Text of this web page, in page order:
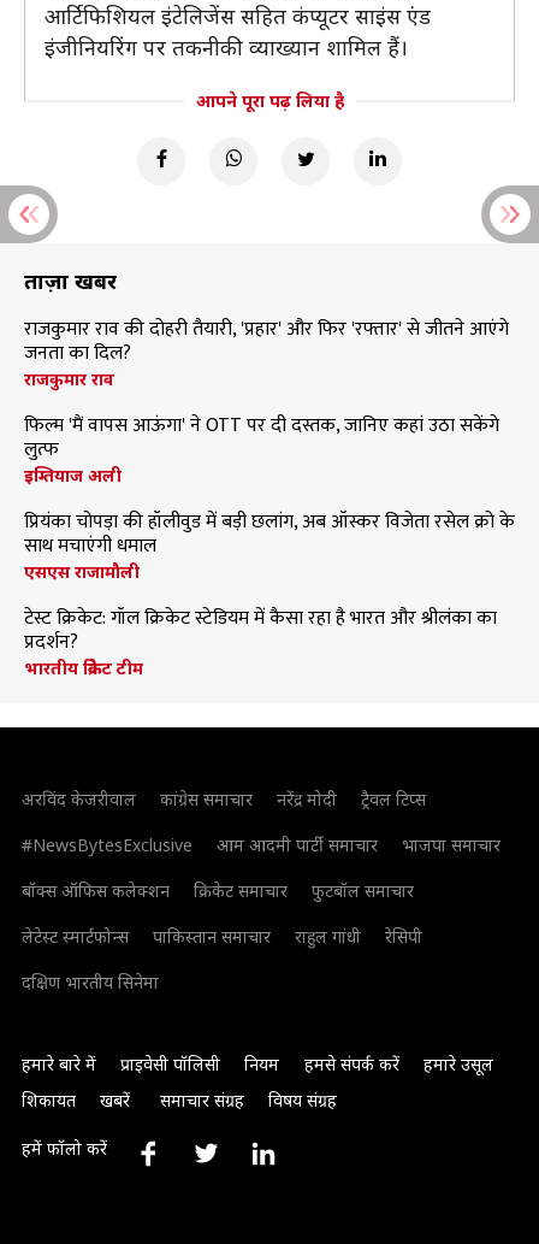
आर्टिफिशियल इंटेलिजेंस सहित कंप्यूटर साइंस एंड
इंजीनियरिंग पर तकनीकी व्याख्यान शामिल हैं।
आपने पूरा पढ़ लिया है
ताज़ा खबरें
राजकुमार राव की दोहरी तैयारी, 'प्रहार' और फिर 'रफ्तार' से जीतने आएंगे
जनता का दिल?
राजकुमार राव
फिल्म 'मैं वापस आऊंगा' ने OTT पर दी दस्तक, जानिए कहां उठा सकेंगे
लुत्फ
इम्तियाज अली
प्रियंका चोपड़ा की हॉलीवुड में बड़ी छलांग, अब ऑस्कर विजेता रसेल क्रो के
साथ मचाएंगी धमाल
एसएस राजामौली
टेस्ट क्रिकेट: गॉल क्रिकेट स्टेडियम में कैसा रहा है भारत और श्रीलंका का
प्रदर्शन?
भारतीय क्रिकेट टीम
अरविंद केजरीवाल कांग्रेस समाचार नरेंद्र मोदी
ट्रैवल टिप्स
#NewsBytesExclusive
आम आदमी पार्टी समाचार
भाजपा समाचार
बॉक्स ऑफिस कलेक्शन
क्रिकेट समाचार
फुटबॉल समाचार
लेटेस्ट स्मार्टफोन्स
पाकिस्तान समाचार राहुल गांधी
रेसिपी
दक्षिण भारतीय सिनेमा
हमारे बारे में प्राइवेसी पॉलिसी नियम हमसे संपर्क करें
हमारे उसूल
शिकायत
खबरें समाचार संग्रह विषय संग्रह
हमें फॉलो करें